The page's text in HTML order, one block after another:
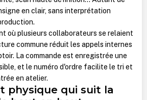
en clair, sans interprétation
où plusieurs collaborateurs se relaient
commune réduit les appels internes
La commande est enregistrée une
et le numéro d'ordre facilite le tri et
en atelier.
physique qui suit la